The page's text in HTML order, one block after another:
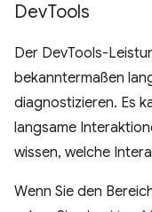
DevTools
Der DevTools-
bekanntermaßen
diagnostizieren. Es
langsame
wissen, welche
Wenn Sie den